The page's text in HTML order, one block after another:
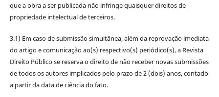
que a obra a ser publicada não infringe quaisquer direitos de
propriedade intelectual de terceiros.
3.1) Em caso de submissão simultânea, além da reprovação imediata
do artigo e comunicação ao(s) respectivo(s) periódico(s), a Revista
Direito Público se reserva o direito de não receber novas submissões
de todos os autores implicados pelo prazo de 2 (dois) anos, contado
a partir da data de ciência do fato.